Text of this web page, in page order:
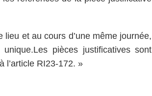
et au cours d’une même journée,
pièces justificatives sont
l’article RI23-172. »